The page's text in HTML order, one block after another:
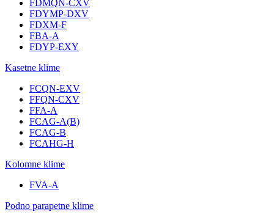
FDMQN-CXV
FDYMP-DXV
FDXM-F
FBA-A
FDYP-EXY
Kasetne klime
FCQN-EXV
FFQN-CXV
FFA-A
FCAG-A(B)
FCAG-B
FCAHG-H
Kolomne klime
FVA-A
Podno parapetne klime